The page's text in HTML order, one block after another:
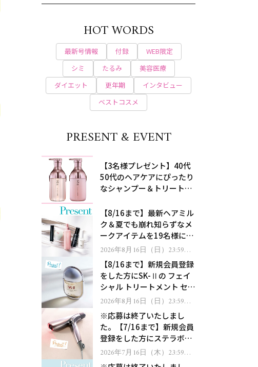
HOT WORDS
最新号情報 付録
WEB限定
シミ
たるみ
美容医療
ダイエット
更年期
インタビュー
ベストコスメ
PRESENT & EVENT
【3名様プレゼント】40代
50代のヘアケアにぴったり
なシャンプー＆トリートメ
処！
【8/16まで】最新ヘアミル
ク＆夏でも崩れ知らずなメ
ークアイテムを19名様にプ
レゼント！
2026年8月16日（日）23:59ま
で【8/16まで】新規会員登録
をした方にSK-Ⅱの フェイ
シャル トリートメント セラ
ムをプレゼント！
2026年8月16日（日）23:59ま
※応募は終了いたしまし
た。【7/16まで】新規会員
登録をした方にステラボー
テのシャインリバース ヘア
2026年7月16日（木）23:59ま